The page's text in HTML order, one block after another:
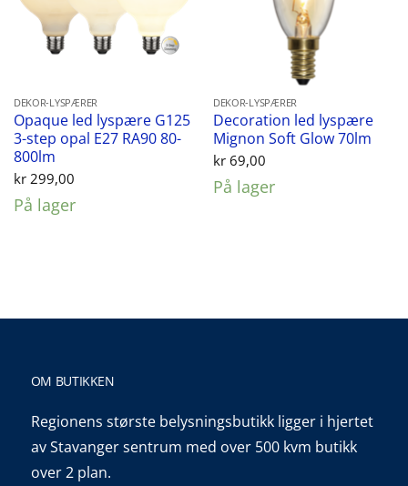
DEKOR-LYSPÆRER
Opaque led lyspære G125
3-step opal E27 RA90 80-
800lm
kr299,00
På lager
DEKOR-LYSPÆRER
Decoration led lyspære
Mignon Soft Glow 70lm
kr69,00
På lager
OM BUTIKKEN
Regionens største belysningsbutikk ligger i hjertet
av Stavanger sentrum med over 500 kvm butikk
over 2 plan.